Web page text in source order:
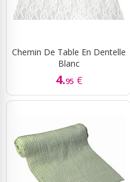
Chemin De Table En Dentelle
Blanc
4.95 €